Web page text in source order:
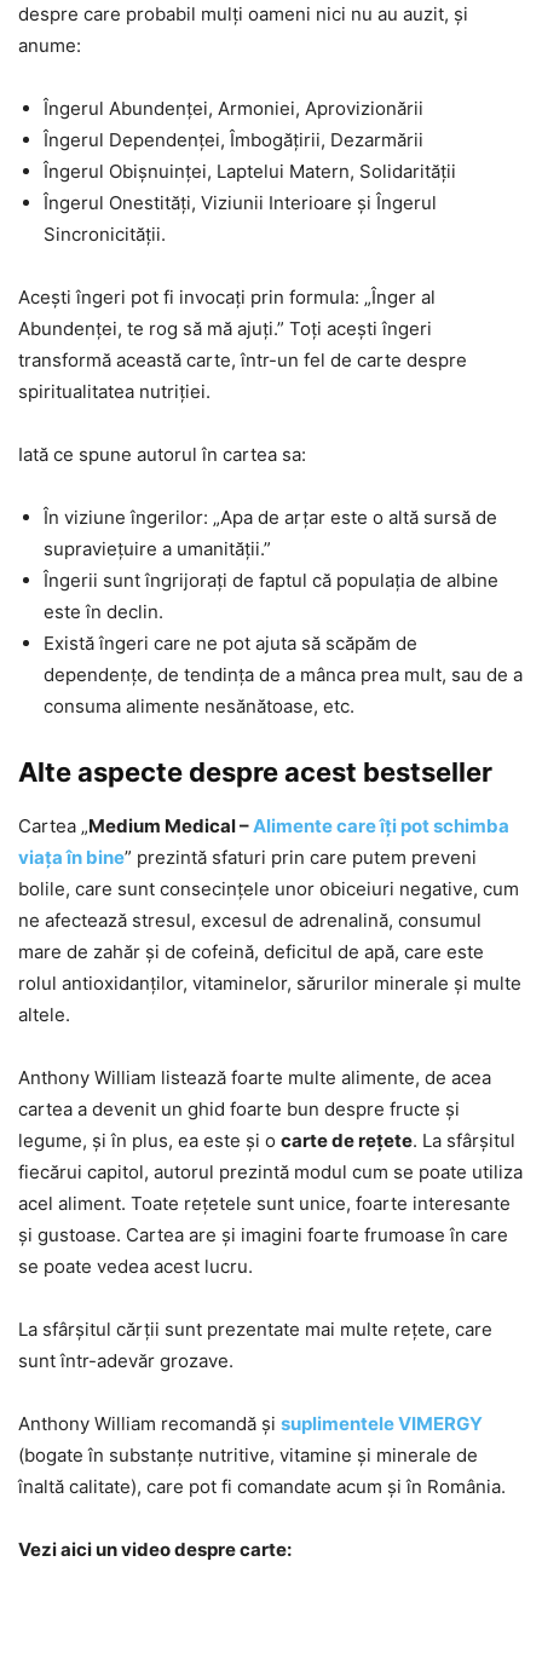
despre care probabil mulți oameni nici nu au auzit, și
anume:
Îngerul Abundenței, Armoniei, Aprovizionării
Îngerul Dependenței, Îmbogățirii, Dezarmării
Îngerul Obișnuinței, Laptelui Matern, Solidarității
Îngerul Onestități, Viziunii Interioare și Îngerul
Sincronicității.
Acești îngeri pot fi invocați prin formula: „Înger al
Abundenței, te rog să mă ajuți.” Toți acești îngeri
transformă această carte, într-un fel de carte despre
spiritualitatea nutriției.
Iată ce spune autorul în cartea sa:
În viziune îngerilor: „Apa de arțar este o altă sursă de
supraviețuire a umanității.”
Îngerii sunt îngrijorați de faptul că populația de albine
este în declin.
Există îngeri care ne pot ajuta să scăpăm de
dependențe, de tendința de a mânca prea mult, sau de a
consuma alimente nesănătoase, etc.
Alte aspecte despre acest bestseller
Cartea „Medium Medical –Alimente care îți pot schimba
viața în bine” prezintă sfaturi prin care putem preveni
bolile, care sunt consecințele unor obiceiuri negative, cum
ne afectează stresul, excesul de adrenalină, consumul
mare de zahăr și de cofeină, deficitul de apă, care este
rolul antioxidanților, vitaminelor, sărurilor minerale și multe
altele.
Anthony William listează foarte multe alimente, de acea
cartea a devenit un ghid foarte bun despre fructe și
legume, și în plus, ea este și o carte de rețete. La sfârșitul
fiecărui capitol, autorul prezintă modul cum se poate utiliza
acel aliment. Toate rețetele sunt unice, foarte interesante
și gustoase. Cartea are și imagini foarte frumoase în care
se poate vedea acest lucru.
La sfârșitul cărții sunt prezentate mai multe rețete, care
sunt într-adevăr grozave.
Anthony William recomandă și suplimentele VIMERGY
(bogate în substanțe nutritive, vitamine și minerale de
înaltă calitate), care pot fi comandate acum și în România.
Vezi aici un video despre carte: